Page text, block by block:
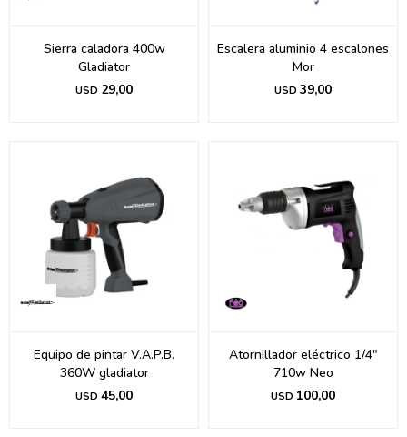
Sierra caladora 400w
Gladiator
USD 29,00
Escalera aluminio 4 escalones
Mor
USD 39,00
Equipo de pintar V.A.P.B.
360W gladiator
USD 45,00
Atornillador eléctrico 1/4"
710w Neo
USD 100,00